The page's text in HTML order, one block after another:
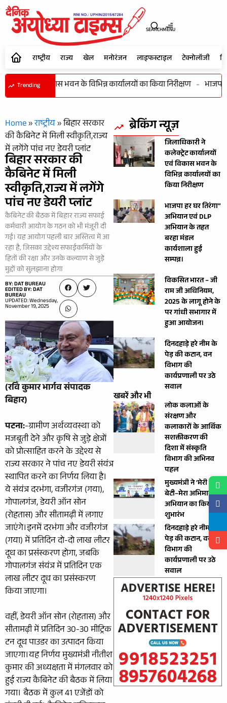
SEARCHMENU
राष्ट्रीय राज्य खेल मनोरंजन लाइफस्टाइल टेक्नोलॉजी
Trending
एवं विकास भवन के विभिन्न कार्यालयों का किया निरीक्षण - भाजपा
Home»राष्ट्रीय»बिहार सरकार
की कैबिनेट में मिली स्वीकृति,राज्य
में लगेंगे पांच नए डेयरी प्लांट
बिहार सरकार की
कैबिनेट में मिली
स्वीकृति,राज्य में लगेंगे
पांच नए डेयरी प्लांट
कैबिनेट की बैठक में बिहार राज्य सफाई
कर्मचारी आयोग के गठन को भी मंजूरी दी
गई। यह आयोग पहली बार अस्तित्व में आ
रहा है, जिसका उद्देश्य सफाईकर्मियों के
हितों की रक्षा और उनके कल्याण से जुड़े
मुद्दों को सुलझाना होगा
BY: DAT BUREAU
EDITED BY: DAT
BUREAU
UPDATED: Wednesday,
November 19, 2025
(रवि कुमार भार्गव संपादक
बिहार)
पटना:-ग्रामीण अर्थव्यवस्था को
मजबूती देने और कृषि से जुड़े क्षेत्रों
को प्रोत्साहित करने के उद्देश्य से
राज्य सरकार ने पांच नए डेयरी संयंत्र
स्थापित करने का निर्णय लिया है।
ये संयंत्र दरभंगा, वजीरगंज (गया),
गोपालगंज, डेयरी ऑन सोन
(रोहतास) और सीतामढ़ी में लगाए
जाएंगे।इनमें दरभंगा और वजीरगंज
(गया) में प्रतिदिन दो-दो लाख लीटर
दूध का प्रसंस्करण होगा, जबकि
गोपालगंज संयंत्र में प्रतिदिन एक
लाख लीटर दूध का प्रसंस्करण
किया जाएगा।
वहीं, डेयरी ऑन सोन (रोहतास) और
सीतामढ़ी में प्रतिदिन 30-30 मीट्रिक
टन दूध पाउडर का उत्पादन किया
जाएगा।यह निर्णय मुख्यमंत्री नीतीश
कुमार की अध्यक्षता में मंगलवार को
हुई राज्य कैबिनेट की बैठक में लिया
गया। बैठक में कुल 41 एजेंडों को
ब्रेकिंग न्यूज़
जिलाधिकारी ने
कलेक्ट्रेट कार्यालयों
एवं विकास भवन के
विभिन्न कार्यालयों का
किया निरीक्षण
भाजपा हर घर तिरंगा”
अभियान एवं DLP
अभियान के तहत
बरहा मंडल
कार्यशाला हुई
सम्पन्न।
विकसित भारत – जी
राम जी अधिनियम,
2025 के लागू होने के
पर गांधी सभागार में
हुआ आयोजन।
दिनदहाड़े हरे नीम के
पेड़ की कटान, वन
विभाग की
कार्यप्रणाली पर उठे
सवाल
खबरें और भी
लोक कलाओं के
संरक्षण और
कलाकारों के आर्थिक
सशक्तीकरण की
दिशा में संस्कृति
विभाग की अभिनव
पहल
मुख्यमंत्री ने ‘मेरी
बेटी–मेरा अभिमान’
अभियान का किया
शुभारंभ
दिनदहाड़े हरे नीम के
पेड़ की कटान, वन
विभाग की
कार्यप्रणाली पर उठे
सवाल